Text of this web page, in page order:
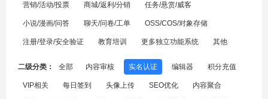
营销/活动/投票 商城/返利/分销 任务/悬赏/威客
小说/漫画/问答 聊天/问卷/工单 OSS/COS/对象存储
注册/登录/安全验证 教育培训 更多独立功能系统 其他
二级分类： 全部 内容审核 实名认证 编辑器 积分充值
VIP相关 每日签到 头像上传 SEO优化 内容聚合